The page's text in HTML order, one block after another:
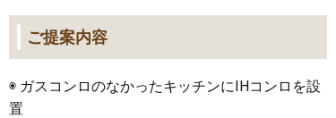
ご提案内容
◉ ガスコンロのなかったキッチンにIHコンロを設
置